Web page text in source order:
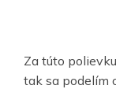
Za túto
tak sa podelím